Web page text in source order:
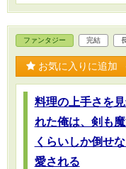
ファンタジー 完結
お気に入りに追加
料理の上手さを
れた俺は、剣も
くらいしか倒せ
愛される